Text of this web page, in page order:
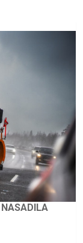
NASADILA